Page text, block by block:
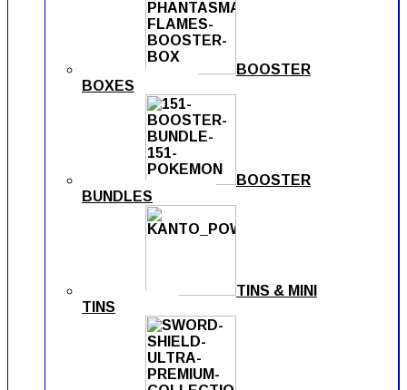
BOOSTER
BOXES
BOOSTER
BUNDLES
TINS & MINI
TINS